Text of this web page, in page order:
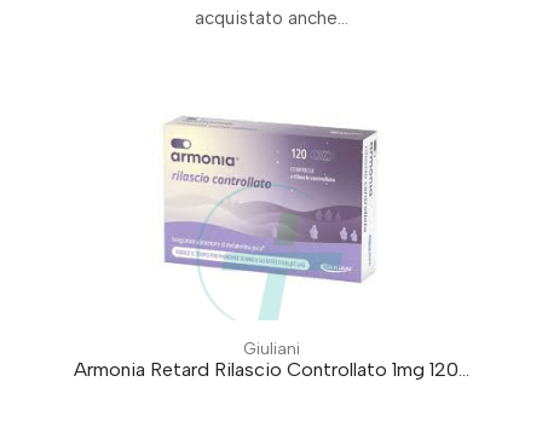
acquistato anche...
Giuliani
Armonia Retard Rilascio Controllato 1mg 120...